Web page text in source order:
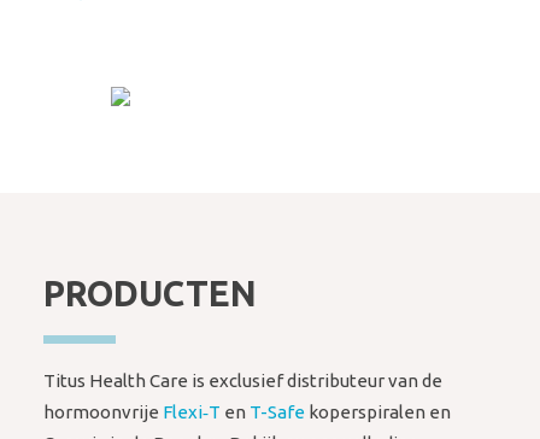
PRODUCTEN
Titus Health Care is exclusief distributeur van de
hormoonvrije Flexi‑T en T-Safe koperspiralen en